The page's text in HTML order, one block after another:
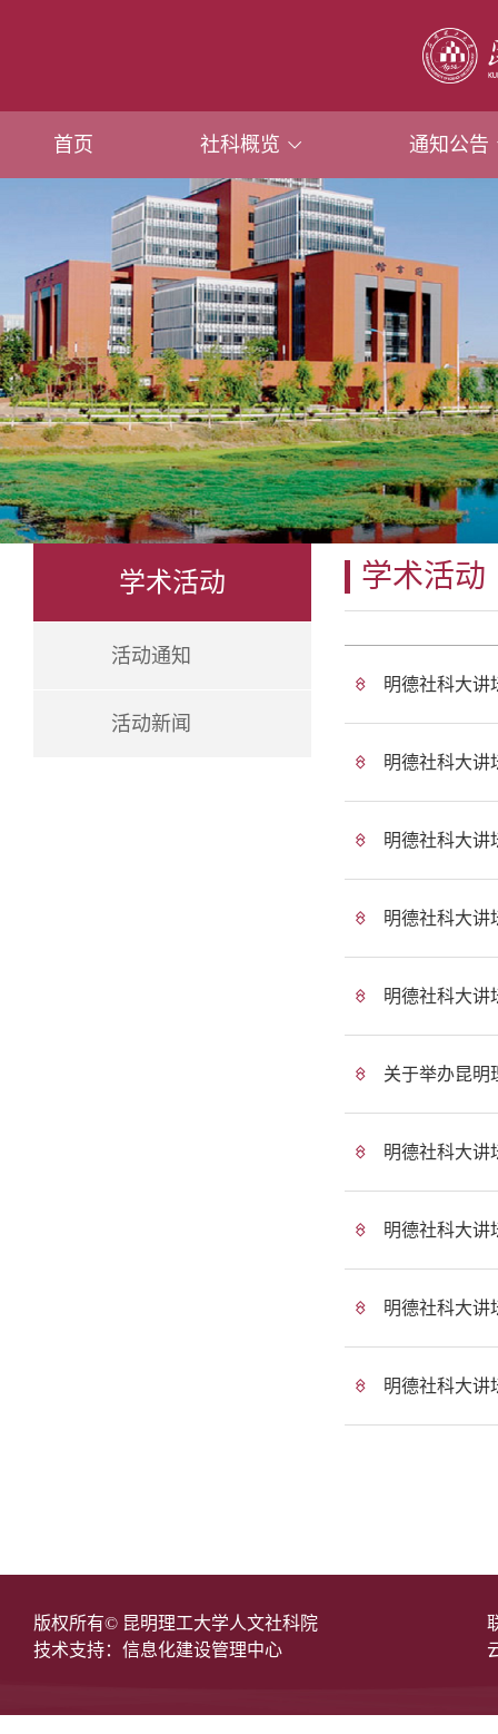
首页 社科概览 通知公告
学术活动
活动通知
活动新闻
学术活动
明德社科大讲
明德社科大讲
明德社科大讲
明德社科大讲
明德社科大讲
关于举办昆明
明德社科大讲
明德社科大讲
明德社科大讲
明德社科大讲
版权所有© 昆明理工大学人文社科院
技术支持：信息化建设管理中心